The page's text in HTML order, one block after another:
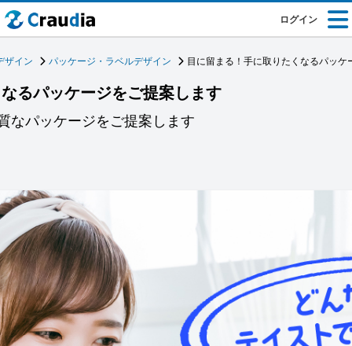
ログイン
ザイン パッケージ・ラベルデザイン 目に留まる！手に取りたくなるパッケ
るパッケージをご提案します
なパッケージをご提案します